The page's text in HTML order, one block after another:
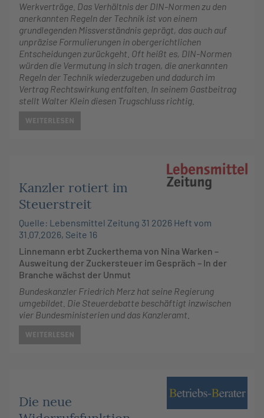
Werkverträge. Das Verhältnis der DIN-Normen zu den
anerkannten Regeln der Technik ist von einem
grundlegenden Missverständnis geprägt, das auch auf
unpräzise Formulierungen in obergerichtlichen
Entscheidungen zurückgeht. Oft heißt es, DIN-Normen
würden die Vermutung in sich tragen, die anerkannten
Regeln der Technik wiederzugeben und dadurch im
Vertrag Rechtswirkung entfalten. In seinem Gastbeitrag
stellt Walter Klein diesen Trugschluss richtig.
WEITERLESEN
Kanzler rotiert im
Steuerstreit
Quelle: Lebensmittel Zeitung 31 2026 Heft vom
31.07.2026, Seite 16
Linnemann erbt Zuckerthema von Nina Warken –
Ausweitung der Zuckersteuer im Gespräch – In der
Branche wächst der Unmut
Bundeskanzler Friedrich Merz hat seine Regierung
umgebildet. Die Steuerdebatte beschäftigt inzwischen
vier Bundesministerien und das Kanzleramt.
WEITERLESEN
Die neue